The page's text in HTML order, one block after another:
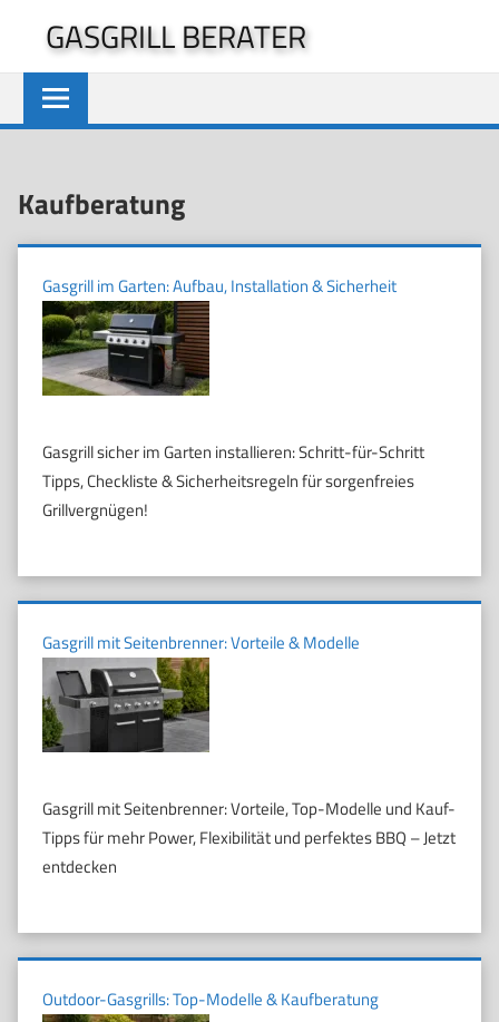
springen
GASGRILL BERATER
Kaufberatung
Gasgrill im Garten: Aufbau, Installation & Sicherheit
Gasgrill sicher im Garten installieren: Schritt-für-Schritt
Tipps, Checkliste & Sicherheitsregeln für sorgenfreies
Grillvergnügen!
Gasgrill mit Seitenbrenner: Vorteile & Modelle
Gasgrill mit Seitenbrenner: Vorteile, Top-Modelle und Kauf-
Tipps für mehr Power, Flexibilität und perfektes BBQ – Jetzt
entdecken
Outdoor-Gasgrills: Top-Modelle & Kaufberatung